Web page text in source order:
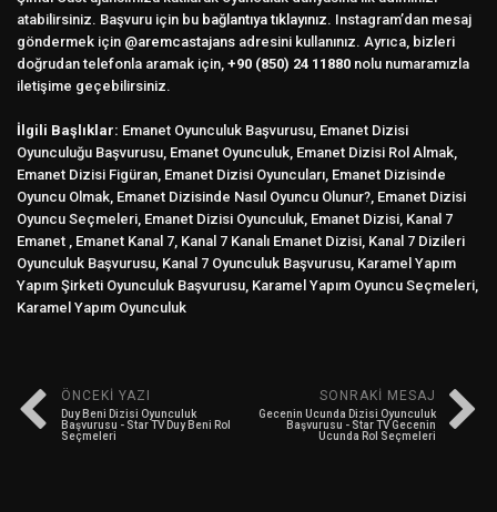
atabilirsiniz. Başvuru için bu bağlantıya tıklayınız. Instagram’dan mesaj
göndermek için @aremcastajans adresini kullanınız. Ayrıca, bizleri
doğrudan telefonla aramak için, +90 (850) 24 11880 nolu numaramızla
iletişime geçebilirsiniz.
İlgili Başlıklar: Emanet Oyunculuk Başvurusu, Emanet Dizisi
Oyunculuğu Başvurusu, Emanet Oyunculuk, Emanet Dizisi Rol Almak,
Emanet Dizisi Figüran, Emanet Dizisi Oyuncuları, Emanet Dizisinde
Oyuncu Olmak, Emanet Dizisinde Nasıl Oyuncu Olunur?, Emanet Dizisi
Oyuncu Seçmeleri, Emanet Dizisi Oyunculuk, Emanet Dizisi, Kanal 7
Emanet , Emanet Kanal 7, Kanal 7 Kanalı Emanet Dizisi, Kanal 7 Dizileri
Oyunculuk Başvurusu, Kanal 7 Oyunculuk Başvurusu, Karamel Yapım
Yapım Şirketi Oyunculuk Başvurusu, Karamel Yapım Oyuncu Seçmeleri,
Karamel Yapım Oyunculuk
ÖNCEKI YAZI
Duy Beni Dizisi Oyunculuk
Başvurusu - Star TV Duy Beni Rol
Seçmeleri
SONRAKI MESAJ
Gecenin Ucunda Dizisi Oyunculuk
Başvurusu - Star TV Gecenin
Ucunda Rol Seçmeleri